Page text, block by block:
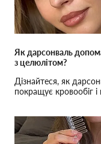
Як дарсонваль
з целюлітом?
Дізнайтеся, як
покращує кровообіг